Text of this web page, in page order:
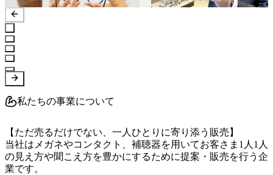
私たちの事業について
【ただ売るだけでない、一人ひとりに寄り添う販売】
当社はメガネやコンタクト、補聴器を用いてお客さま1人1人
の見え方や聞こえ方を豊かにするために提案・販売を行う企
業です。